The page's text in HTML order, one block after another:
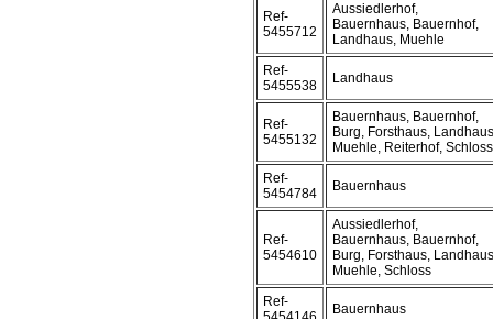
Ref-
5455712
Aussiedlerhof,
Bauernhaus, Bauernhof,
Landhaus, Muehle
Ref-
5455538
Landhaus
Ref-
5455132
Bauernhaus, Bauernhof,
Burg, Forsthaus,
Muehle, Reiterhof, Schloss
Ref-
5454784
Bauernhaus
Ref-
5454610
Aussiedlerhof,
Bauernhaus, Bauernhof,
Burg, Forsthaus,
Muehle, Schloss
Ref-
Bauernhaus